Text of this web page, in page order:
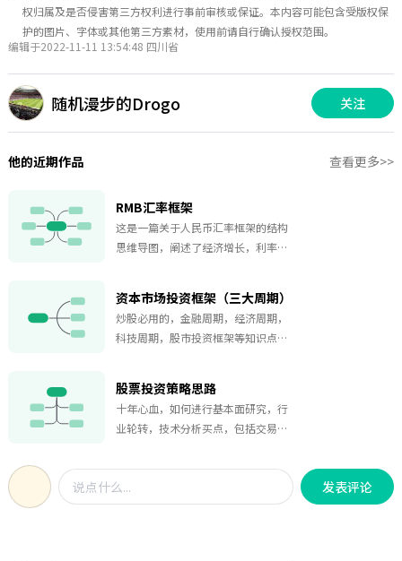
权归属及是否侵害第三方权利进行事前审核或保证。本内容可能包含受版权保
护的图片、字体或其他第三方素材，使用前请自行确认授权范围。
编辑于2022-11-11 13:54:48 四川省
随机漫步的Drogo 关注
他的近期作品 查看更多>>
RMB汇率框架
这是一篇关于人民币汇率框架的结构
思维导图，阐述了经济增长，利率水
对人民币汇率感兴趣的小伙伴可以看
看哟。
资本市场投资框架（三大周期）
炒股必用的，金融周期，经济周期，
科技周期，股市投资框架等知识点的
股票投资策略思路
十年心血，如何进行基本面研究，行
业轮转，技术分析买点，包括交易思
则、主观情感等内容。
发表评论